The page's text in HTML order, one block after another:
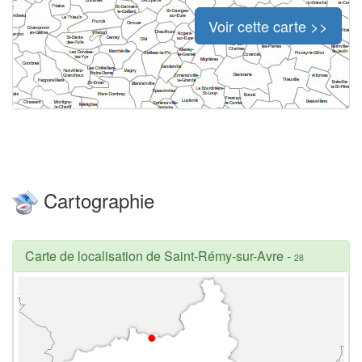
Voir cette carte >>
Cartographie
Carte de localisation de Saint-Rémy-sur-Avre- 28